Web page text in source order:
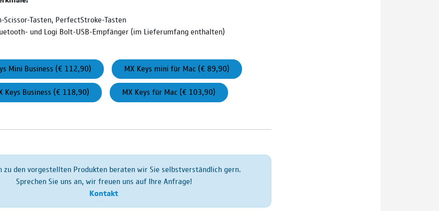
Scissor-Tasten, PerfectStroke-Tasten
und Logi Bolt-USB-Empfänger (im Lieferumfang enthalten)
Mini Business (€ 112,90) MX Keys mini für Mac (€ 89,90)
Keys Business (€ 118,90) MX Keys für Mac (€ 103,90)
zu den vorgestellten Produkten beraten wir Sie selbstverständlich gern.
Sprechen Sie uns an, wir freuen uns auf Ihre Anfrage!
Kontakt